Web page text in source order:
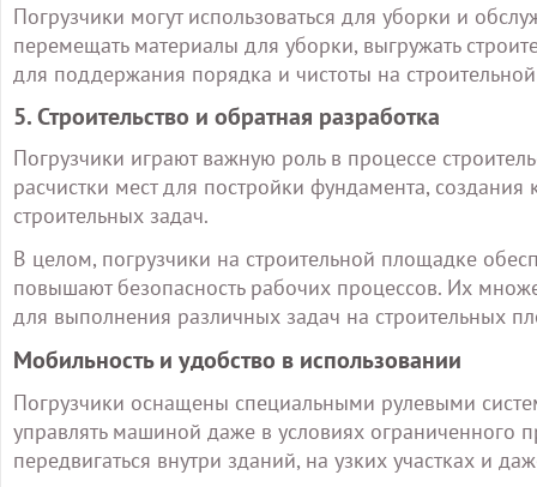
Погрузчики могут использоваться для уборки и
перемещать материалы для уборки, выгружать
для поддержания порядка и чистоты на
5. Строительство и обратная разработка
Погрузчики играют важную роль в процессе
расчистки мест для постройки фундамента,
строительных задач.
В целом, погрузчики на строительной площадке
повышают безопасность рабочих процессов. Их
для выполнения различных задач на строительных
Мобильность и удобство в использовании
Погрузчики оснащены специальными рулевыми
управлять машиной даже в условиях ограниченного
передвигаться внутри зданий, на узких участках и